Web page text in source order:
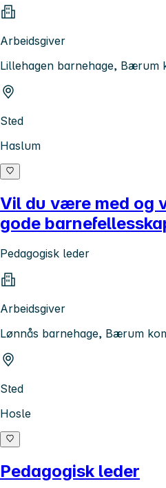
Arbeidsgiver
Lillehagen barnehage, Bærum
Sted
Haslum
Vil du være med og
gode
Pedagogisk leder
Arbeidsgiver
Lønnås barnehage, Bærum
Sted
Hosle
Pedagogisk leder